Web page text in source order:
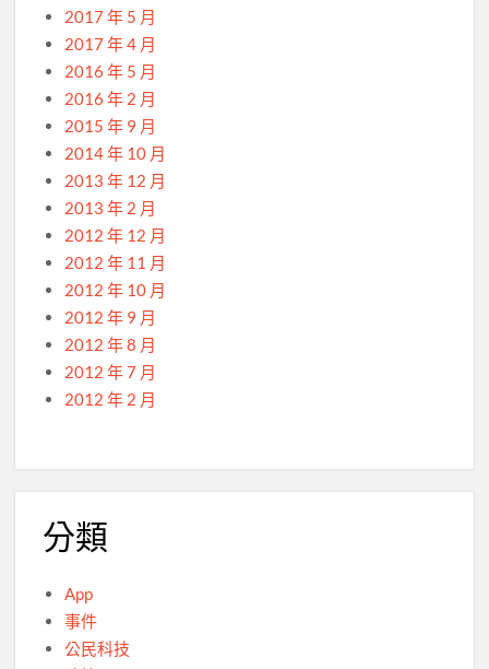
2017 年 5 月
2017 年 4 月
2016 年 5 月
2016 年 2 月
2015 年 9 月
2014 年 10 月
2013 年 12 月
2013 年 2 月
2012 年 12 月
2012 年 11 月
2012 年 10 月
2012 年 9 月
2012 年 8 月
2012 年 7 月
2012 年 2 月
分類
App
事件
公民科技